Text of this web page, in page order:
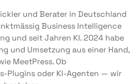
und Berater in Deutschland
Business Intelligence
und seit Jahren KI. 2024 habe
und Umsetzung aus einer Hand,
MeetPress. Ob
Plugins oder KI-Agenten — wir